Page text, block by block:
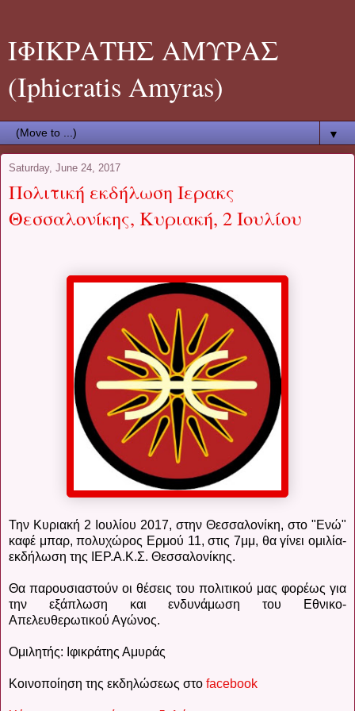
ΙΦΙΚΡΑΤΗΣ ΑΜΥΡΑΣ
(Iphicratis Amyras)
▼
Saturday, June 24, 2017
Πολιτική εκδήλωση Ιερακς
Θεσσαλονίκης, Κυριακή, 2 Ιουλίου
Την Κυριακή 2 Ιουλίου 2017, στην Θεσσαλονίκη, στο "Ενώ"
καφέ μπαρ, πολυχώρος Ερμού 11, στις 7μμ, θα γίνει ομιλία-
εκδήλωση της ΙΕΡ.Α.Κ.Σ. Θεσσαλονίκης.
Θα παρουσιαστούν οι θέσεις του πολιτικού μας φορέως για
την εξάπλωση και ενδυνάμωση του Εθνικο-
Απελευθερωτικού Αγώνος.
Ομιλητής: Ιφικράτης Αμυράς
Κοινοποίηση της εκδηλώσεως στο facebook